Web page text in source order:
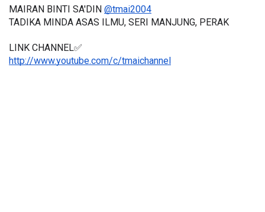
MAIRAN BINTI SA'DIN @tmai2004
TADIKA MINDA ASAS ILMU, SERI MANJUNG, PERAK
LINK CHANNEL✅
http://www.youtube.com/c/tmaichannel